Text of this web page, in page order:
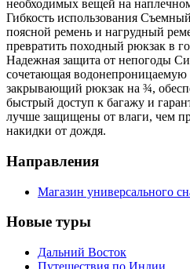
необходимых вещей на
Гибкость использования
поясной ремень и нагрудный
превратить походный рюкзак в
Надежная защита от непогоды
сочетающая водонепроницаемую
закрывающий рюкзак на ¾,
быстрый доступ к багажу и
лучше защищены от влаги, чем
накидки от дождя.
Направления
Магазин универсального
Новые туры
Дальний Восток